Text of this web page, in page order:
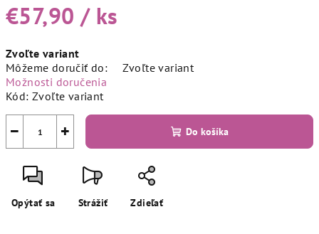
€57,90 / ks
cena:
Zvoľte variant
Môžeme doručiť do:
Zvoľte variant
Možnosti doručenia
Kód: Zvoľte variant
+
− Do košíka
Opýtať sa Strážiť Zdieľať